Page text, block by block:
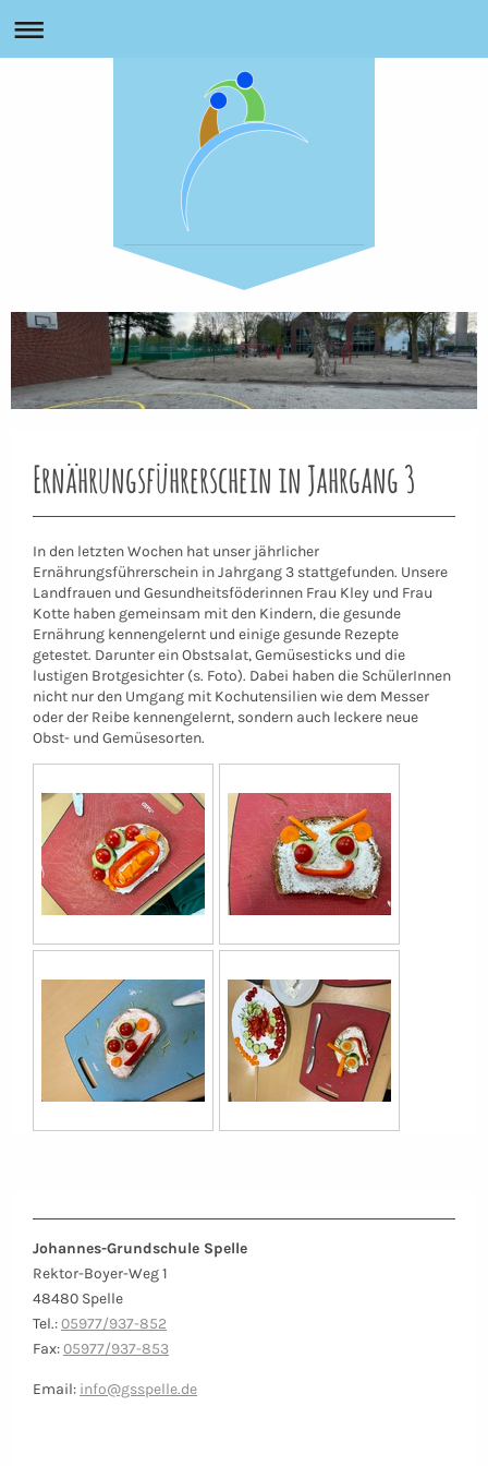
Ernährungsführerschein in Jahrgang 3
In den letzten Wochen hat unser jährlicher
Ernährungsführerschein in Jahrgang 3 stattgefunden. Unsere
Landfrauen und Gesundheitsföderinnen Frau Kley und Frau
Kotte haben gemeinsam mit den Kindern, die gesunde
Ernährung kennengelernt und einige gesunde Rezepte
getestet. Darunter ein Obstsalat, Gemüsesticks und die
lustigen Brotgesichter (s. Foto). Dabei haben die SchülerInnen
nicht nur den Umgang mit Kochutensilien wie dem Messer
oder der Reibe kennengelernt, sondern auch leckere neue
Obst- und Gemüsesorten.
Johannes-Grundschule Spelle
Rektor-Boyer-Weg 1
48480 Spelle
Tel.:05977/937-852
Fax:05977/937-853
Email: info@gsspelle.de